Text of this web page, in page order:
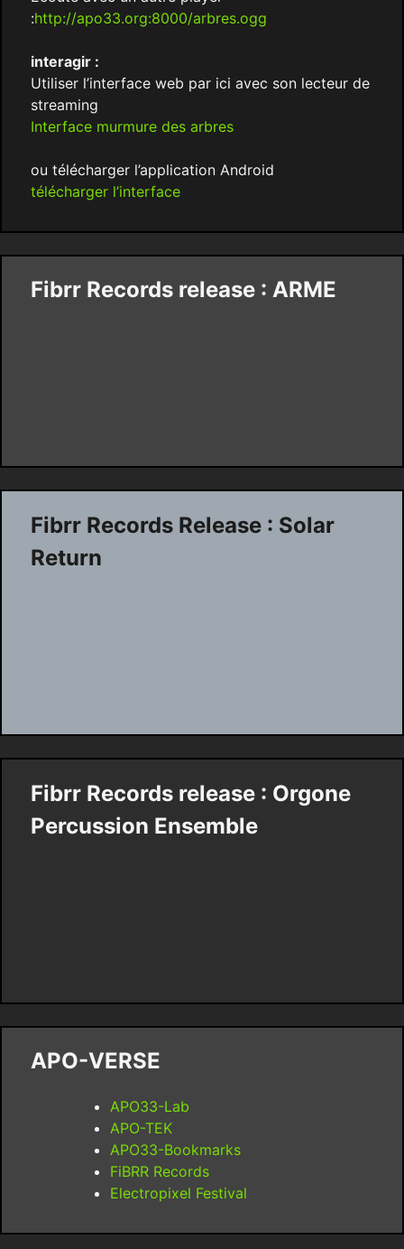
:http://apo33.org:8000/arbres.ogg
interagir :
Utiliser l’interface web par ici avec son lecteur de
streaming
Interface murmure des arbres
ou télécharger l’application Android
télécharger l’interface
Fibrr Records release : ARME
Fibrr Records Release : Solar
Return
Fibrr Records release : Orgone
Percussion Ensemble
APO-VERSE
APO33-Lab
APO-TEK
APO33-Bookmarks
FiBRR Records
Electropixel Festival